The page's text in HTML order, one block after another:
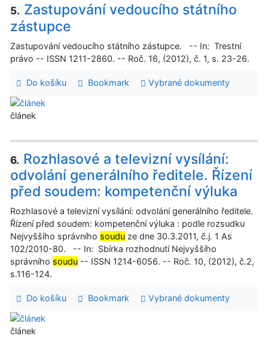
5. Zastupování vedoucího státního
zástupce
Zastupování vedoucího státního zástupce. -- In: Trestní
právo -- ISSN 1211-2860. -- Roč. 16, (2012), č. 1, s. 23-26.
Do košíku Bookmark Vybrané dokumenty
článek
6. Rozhlasové a televizní vysílání:
odvolání generálního ředitele. Řízení
před soudem: kompetenční výluka
Rozhlasové a televizní vysílání: odvolání generálního ředitele.
Řízení před soudem: kompetenční výluka : podle rozsudku
Nejvyššího správního soudu ze dne 30.3.2011, č.j. 1 As
102/2010-80. -- In: Sbírka rozhodnutí Nejvyššího
správního soudu -- ISSN 1214-6056. -- Roč. 10, (2012), č.2,
s.116-124.
Do košíku Bookmark Vybrané dokumenty
článek